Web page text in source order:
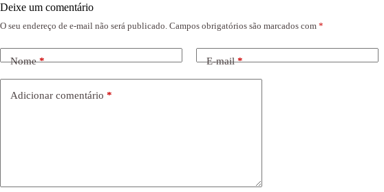
Deixe um comentário
O seu endereço de e-mail não será publicado. Campos obrigatórios são marcados com *
Nome* E-mail*
Adicionar comentário *